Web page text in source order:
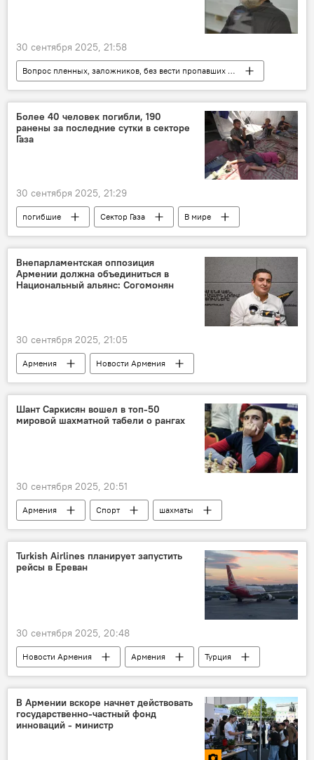
30 сентября 2025, 21:58
Вопрос пленных, заложников, без вести пропавших и погибших в Карабахе
Армения
Рубен Варданян
Политика
Новости Армения
Более 40 человек погибли, 190
ранены за последние сутки в секторе
Газа
30 сентября 2025, 21:29
погибшие Сектор Газа В мире
Внепарламентская оппозиция
Армении должна объединиться в
Национальный альянс: Согомонян
30 сентября 2025, 21:05
Армения
Новости Армения
Аналитика
Политика
Шант Саркисян вошел в топ-50
мировой шахматной табели о рангах
30 сентября 2025, 20:51
Армения Спорт
шахматы
Новости Армения
Turkish Airlines планирует запустить
рейсы в Ереван
30 сентября 2025, 20:48
Новости Армения Армения Турция
В Армении вскоре начнет действовать
государственно-частный фонд
инноваций - министр